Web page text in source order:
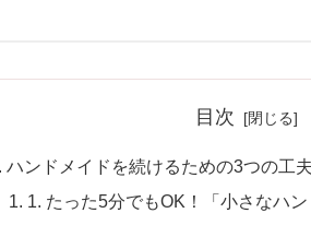
目次
ハンドメイドを続けるための3つの工夫
1. たった5分でもOK！「小さなハ